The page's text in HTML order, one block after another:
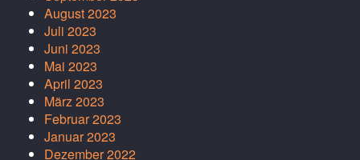
August 2023
Juli 2023
Juni 2023
Mai 2023
April 2023
März 2023
Februar 2023
Januar 2023
Dezember 2022